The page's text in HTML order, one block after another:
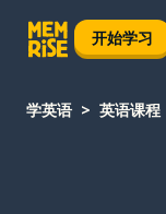
开始学习
学英语 英语课程